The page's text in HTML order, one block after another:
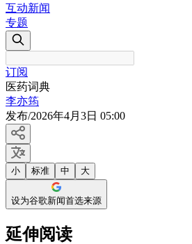
互动新闻
专题
订阅
医药词典
李亦筠
发布/2026年4月3日 05:00
小 标准 中 大
设为谷歌新闻首选来源
延伸阅读